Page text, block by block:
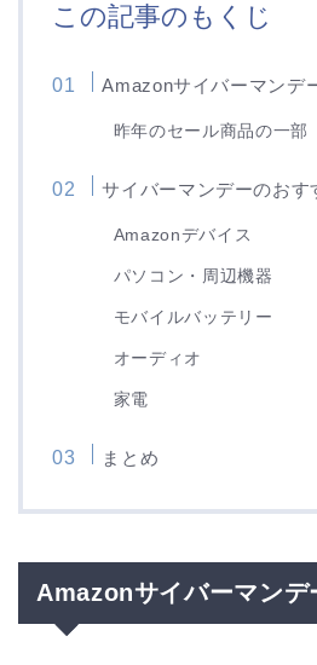
この記事のもくじ
Amazonサイバーマンデ
昨年のセール商品の一部
サイバーマンデーのおす
Amazonデバイス
パソコン・周辺機器
モバイルバッテリー
オーディオ
家電
まとめ
Amazonサイバーマンデ